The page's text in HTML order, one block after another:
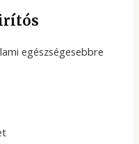
egészségesebbre